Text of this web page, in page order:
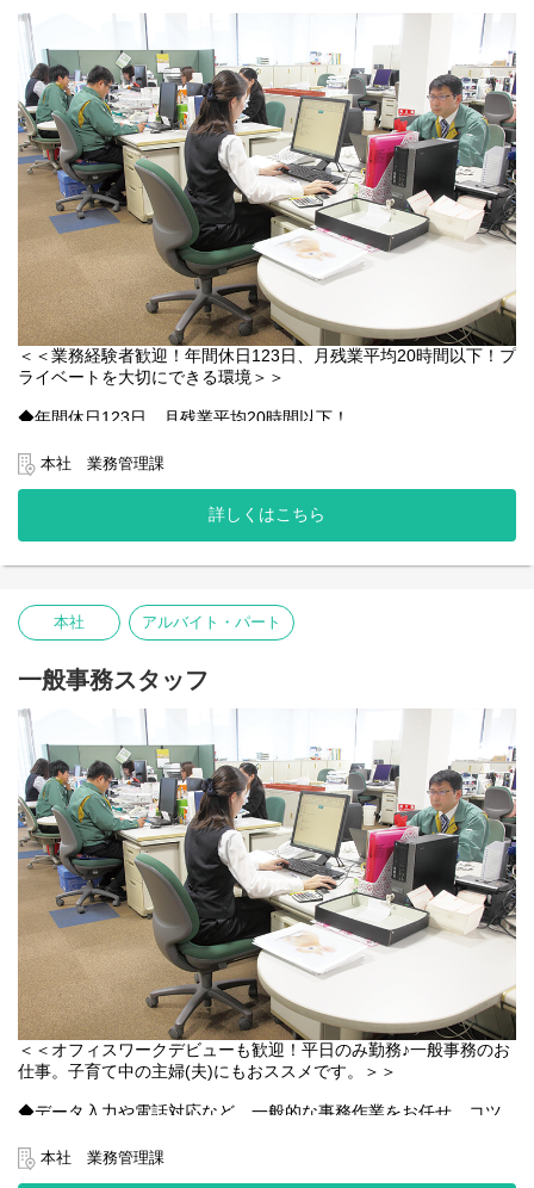
＜＜業務経験者歓迎！年間休日123日、月残業平均20時間以下！プ
ライベートを大切にできる環境＞＞
◆年間休日123日、月残業平均20時間以下！
事に集中できる環境が整っています。
働きやすい環境づくりにも力を入れている当社。困ったときは互
いに助けあえる、アットホームな職場です。自慢のきれいなオフ
ィスで、気持ちよくお仕事できますよ♪
落ち着いてじっくり長く働きたい方にピッタリです。
ます。
SEなどのIT業界で業務経験やSQLの知識ある方は即戦力としてご
社内データベース・ネットワークに関する管理やＡｃｃｅｓｓ等
によるプログラムの作成、外注システム会社への要件調整を担当
していただきます。
◆本社の情報システム部門でのお仕事です。
主に各部署からのシステムに関する問い合わせ対応をします。
社内で対応できるものは社内で実施し、納期や項目的に難しい場
合は外注システム会社へ依頼します。
具体的には、基幹システムのデータを基に解析やシステムの変更
対応を行います。
例えば、営業からお客様への提案に向けたデータの解析やその資
料の構築、さらにはヘルプデスクとして社内のネット環境に関す
るお困りごとを解決してもらいます。
◆ゆっくりと仕事を覚えていただきますのでご安心くださいね♪
入社後はOJTとして先輩社員指示の下、仕事を進めていただきま
す。
経験やスキルに応じて仕事を任せていきます。
本社 業務管理課
詳しくはこちら
本社 アルバイト・パート
一般事務スタッフ
＜＜オフィスワークデビューも歓迎！平日のみ勤務♪一般事務のお
仕事。子育て中の主婦(夫)にもおススメです。＞＞
◆データ入力や電話対応など、一般的な事務作業をお任せ。コツ
お任せするのは物流関連の請求業務全般、パソコンでのデータ入
力、電話対応など。事務仕事の経験がない方でも、先輩がイチか
本社 業務管理課